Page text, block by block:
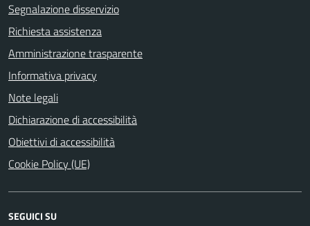
Segnalazione disservizio
Richiesta assistenza
Amministrazione trasparente
Informativa privacy
Note legali
Dichiarazione di accessibilità
Obiettivi di accessibilità
Cookie Policy (UE)
SEGUICI SU